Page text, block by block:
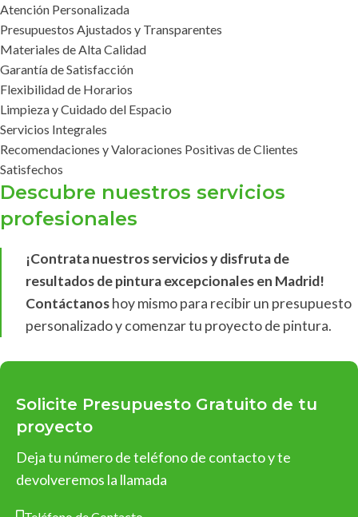
Atención Personalizada
Presupuestos Ajustados y Transparentes
Materiales de Alta Calidad
Garantía de Satisfacción
Flexibilidad de Horarios
Limpieza y Cuidado del Espacio
Servicios Integrales
Recomendaciones y Valoraciones Positivas de Clientes
Satisfechos
Descubre nuestros servicios
profesionales
¡Contrata nuestros servicios y disfruta de
resultados de pintura excepcionales en Madrid!
Contáctanoshoy mismo para recibir un presupuesto
personalizado y comenzar tu proyecto de pintura.
Solicite Presupuesto Gratuito de tu
proyecto
Deja tu número de teléfono de contacto y te
devolveremos la llamada